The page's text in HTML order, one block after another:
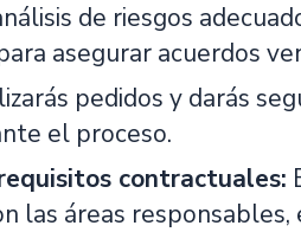
de riesgos
asegurar acuerdos
pedidos y darás
el proceso.
contractuales:
las áreas